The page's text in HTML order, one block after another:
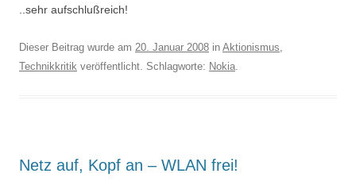
..sehr aufschlußreich!
Dieser Beitrag wurde am 20. Januar 2008 in Aktionismus,
Technikkritik veröffentlicht. Schlagworte: Nokia.
Netz auf, Kopf an – WLAN frei!